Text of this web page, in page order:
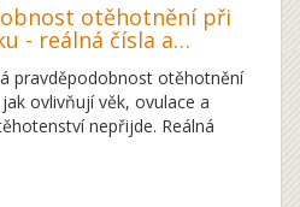
otěhotnění při
- reálná čísla a
pravděpodobnost otěhotnění
ovlivňují věk, ovulace a
nepřijde. Reálná